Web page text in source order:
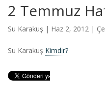
2 Temmuz
Su Karakuş | Haz 2, 2012 |
Su Karakuş Kimdir?